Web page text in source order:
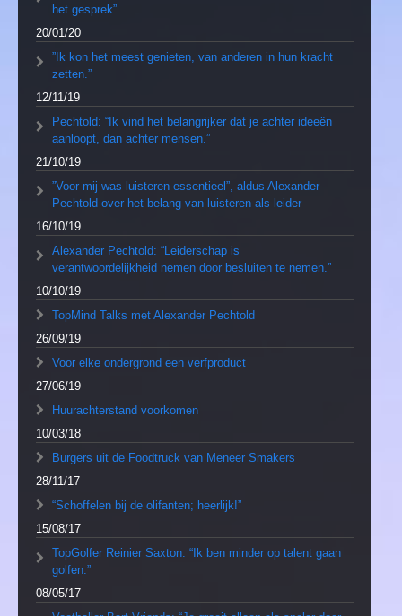
het gesprek”
20/01/20
”Ik kon het meest genieten, van anderen in hun kracht
zetten.”
12/11/19
Pechtold: “Ik vind het belangrijker dat je achter ideeën
aanloopt, dan achter mensen.”
21/10/19
”Voor mij was luisteren essentieel”, aldus Alexander
Pechtold over het belang van luisteren als leider
16/10/19
Alexander Pechtold: “Leiderschap is
verantwoordelijkheid nemen door besluiten te nemen.”
10/10/19
TopMind Talks met Alexander Pechtold
26/09/19
Voor elke ondergrond een verfproduct
27/06/19
Huurachterstand voorkomen
10/03/18
Burgers uit de Foodtruck van Meneer Smakers
28/11/17
“Schoffelen bij de olifanten; heerlijk!”
15/08/17
TopGolfer Reinier Saxton: “Ik ben minder op talent gaan
golfen.”
08/05/17